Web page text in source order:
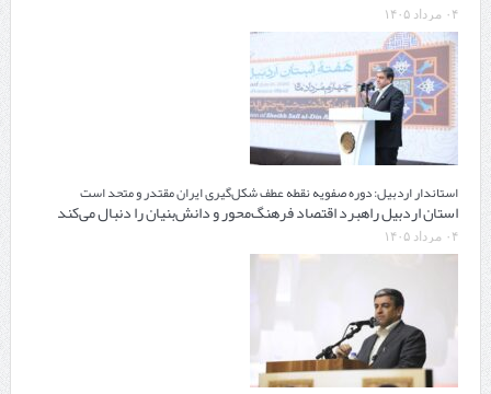
۰۴ مرداد ۱۴۰۵
استاندار اردبیل: دوره صفویه نقطه عطف شکل‌گیری ایران مقتدر و متحد است
استان اردبیل راهبرد اقتصاد فرهنگ‌محور و دانش‌بنیان را دنبال می‌کند
۰۴ مرداد ۱۴۰۵